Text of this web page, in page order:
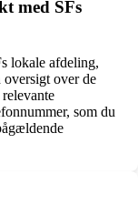
med SFs
lokale afdeling,
oversigt over de
som du